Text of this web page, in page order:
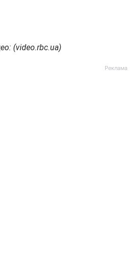
(video.rbc.ua)